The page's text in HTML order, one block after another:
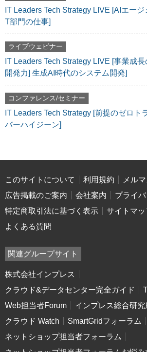
IT Leaders Tech Strategy LIVE [AIエージ
T部門の仕事]
ライブウェビナー
IT Leaders Tech Strategy LIVE [事業成
開発力] 生成AI時代のシステム開発]
コンファレンス/セミナー
IT Leaders Tech Strategy [前提のゼロト
バーハイジーン]
このサイトについて 利用規約
メル
広告掲載のご案内
会社案内
プライ
特定商取引法に基づく表示
サイトマッ
よくある質問
関連グループサイト
株式会社インプレス
クラウド&データセンター完全ガイド
Web担当者Forum
インプレス総合研究
クラウド Watch
SmartGridフォーラム
ネットショップ担当者フォーラム